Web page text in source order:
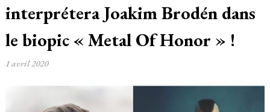
interprétera Joakim Brodén dans
le biopic « Metal Of Honor » !
1 avril 2020